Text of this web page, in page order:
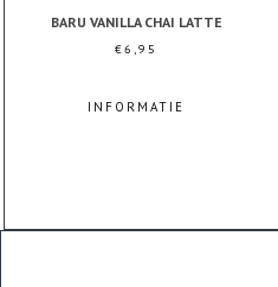
BARU VANILLA CHAI LATTE
€6,95
INFORMATIE